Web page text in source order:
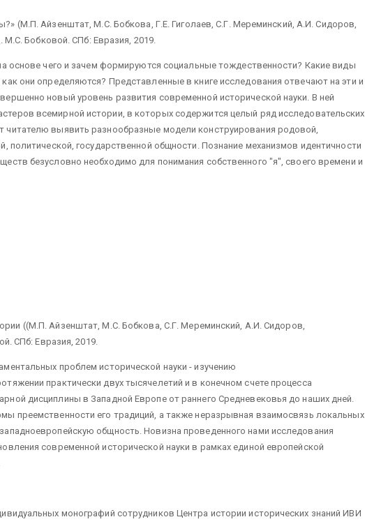
(М.П. Айзенштат, М.С. Бобкова, Г.Е. Гиголаев, С.Г. Мереминский, А.И. Сидоров,
Бобковой. СПб: Евразия, 2019.
основе чего и зачем формируются социальные тождественности? Какие виды
они определяются? Представленные в книге исследования отвечают на эти и
новый уровень развития современной исторической науки. В ней
всемирной истории, в которых содержится целый ряд исследовательских
читателю выявить разнообразные модели конструирования родовой,
политической, государственной общности. Познание механизмов идентичности
безусловно необходимо для понимания собственного "я", своего времени и
((М.П. Айзенштат, М.С. Бобкова, С.Г. Мереминский, А.И. Сидоров,
СПб: Евразия, 2019.
проблем исторической науки - изучению
практически двух тысячелетий и в конечном счете процесса
дисциплины в Западной Европе от раннего Средневековья до наших дней.
преемственности его традиций, а также неразрывная взаимосвязь локальных
общность. Новизна проведенного нами исследования
современной исторической науки в рамках единой европейской
монографий сотрудников Центра истории исторических знаний ИВИ